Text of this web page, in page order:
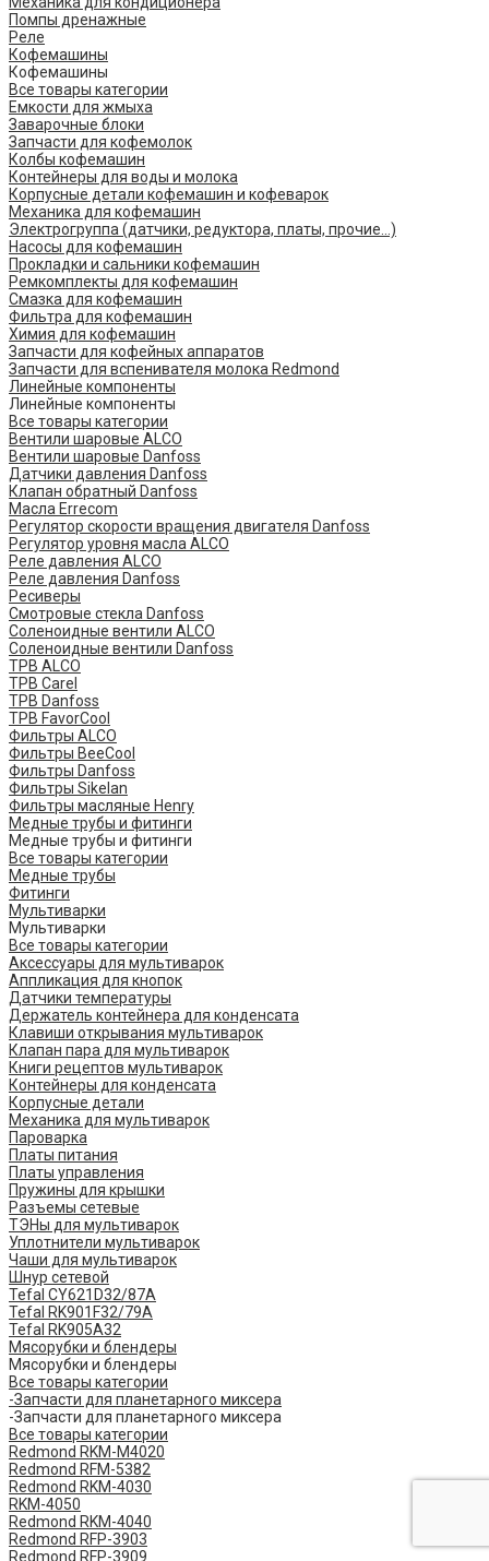
Помпы дренажные
Реле
Кофемашины
Кофемашины
Все товары категории
Емкости для жмыха
Заварочные блоки
Запчасти для кофемолок
Колбы кофемашин
Контейнеры для воды и молока
Корпусные детали кофемашин и кофеварок
Механика для кофемашин
Электрогруппа (датчики, редуктора, платы, прочие...)
Насосы для кофемашин
Прокладки и сальники кофемашин
Ремкомплекты для кофемашин
Смазка для кофемашин
Фильтра для кофемашин
Химия для кофемашин
Запчасти для кофейных аппаратов
Запчасти для вспенивателя молока Redmond
Линейные компоненты
Линейные компоненты
Все товары категории
Вентили шаровые ALCO
Вентили шаровые Danfoss
Датчики давления Danfoss
Клапан обратный Danfoss
Масла Errecom
Регулятор скорости вращения двигателя Danfoss
Регулятор уровня масла ALCO
Реле давления ALCO
Реле давления Danfoss
Ресиверы
Смотровые стекла Danfoss
Соленоидные вентили ALCO
Соленоидные вентили Danfoss
ТРВ ALCO
ТРВ Carel
ТРВ Danfoss
ТРВ FavorCool
Фильтры ALCO
Фильтры BeeCool
Фильтры Danfoss
Фильтры Sikelan
Фильтры масляные Henry
Медные трубы и фитинги
Медные трубы и фитинги
Все товары категории
Медные трубы
Фитинги
Мультиварки
Мультиварки
Все товары категории
Аксессуары для мультиварок
Аппликация для кнопок
Датчики температуры
Держатель контейнера для конденсата
Клавиши открывания мультиварок
Клапан пара для мультиварок
Книги рецептов мультиварок
Контейнеры для конденсата
Корпусные детали
Механика для мультиварок
Пароварка
Платы питания
Платы управления
Пружины для крышки
Разъемы сетевые
ТЭНы для мультиварок
Уплотнители мультиварок
Чаши для мультиварок
Шнур сетевой
Tefal CY621D32/87A
Tefal RK901F32/79A
Tefal RK905A32
Мясорубки и блендеры
Мясорубки и блендеры
Все товары категории
-Запчасти для планетарного миксера
-Запчасти для планетарного миксера
Все товары категории
Redmond RKM-M4020
Redmond RFM-5382
Redmond RKM-4030
RKM-4050
Redmond RKM-4040
Redmond RFP-3903
Redmond RFP-3909